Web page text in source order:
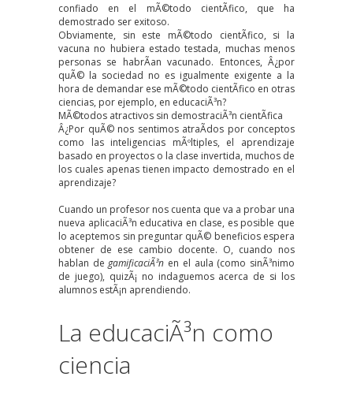
confiado en el mÃ©todo cientÃ­fico, que ha
demostrado ser exitoso.
Obviamente, sin este mÃ©todo cientÃ­fico, si la
vacuna no hubiera estado testada, muchas menos
personas se habrÃ­an vacunado. Entonces, Â¿por
quÃ© la sociedad no es igualmente exigente a la
hora de demandar ese mÃ©todo cientÃ­fico en otras
ciencias, por ejemplo, en educaciÃ³n?
MÃ©todos atractivos sin demostraciÃ³n cientÃ­fica
Â¿Por quÃ© nos sentimos atraÃ­dos por conceptos
como las inteligencias mÃºltiples, el aprendizaje
basado en proyectos o la clase invertida, muchos de
los cuales apenas tienen impacto demostrado en el
aprendizaje?
Cuando un profesor nos cuenta que va a probar una
nueva aplicaciÃ³n educativa en clase, es posible que
lo aceptemos sin preguntar quÃ© beneficios espera
obtener de ese cambio docente. O, cuando nos
hablan degamificaciÃ³n en el aula (como sinÃ³nimo
de juego), quizÃ¡ no indaguemos acerca de si los
alumnos estÃ¡n aprendiendo.
La educaciÃ³n como
ciencia